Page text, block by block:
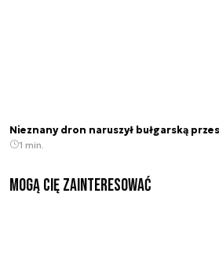
Nieznany dron naruszył bułgarską
1 min.
Mogą Cię zainteresować